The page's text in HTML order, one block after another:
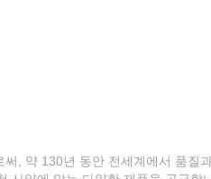
, 약 130년 동안 전세계에서 품질